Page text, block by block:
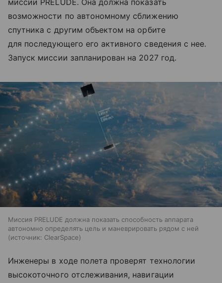
миссии PRELUDE. Она должна показать
возможности по автономному сближению
спутника с другим объектом на орбите
для последующего его активного сведения с нее.
Запуск миссии запланирован на 2027 год.
Миссия PRELUDE должна показать способность аппарата
автономно определять цель и маневрировать рядом с ней
источник: ClearSpace
Инженеры в ходе полета проверят технологии
высокоточного отслеживания, навигации